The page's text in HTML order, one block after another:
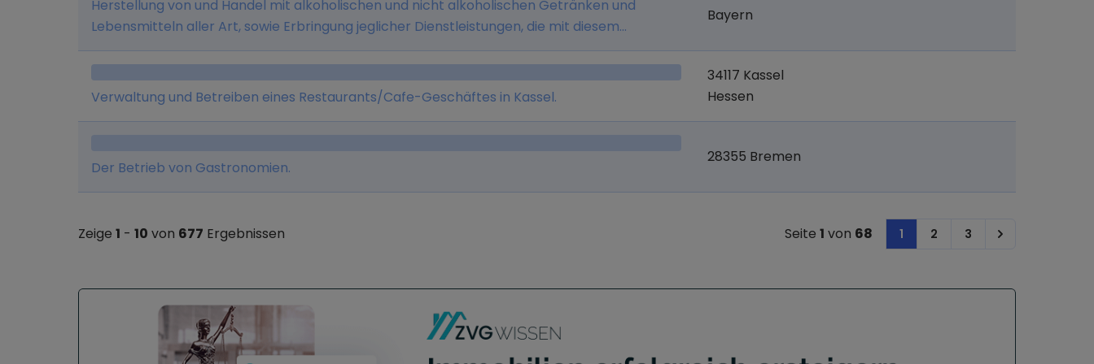
Herstellung von und Handel mit alkoholischen und nicht alkoholischen Getränken und
Lebensmitteln aller Art, sowie Erbringung jeglicher Dienstleistungen, die mit diesem
Geschäftszweck im Zusammenhang stehen, Unternehmensberatung, Betrieb einer
Werbeagentur und Erwerb, Halten und Verwaltung von Unternehmensbeteiligungen.
Bayern
Verwaltung und Betreiben eines Restaurants/Cafe-Geschäftes in Kassel.
34117 Kassel
Hessen
Der Betrieb von Gastronomien.
28355 Bremen
Zeige 1 - 10 von 677 Ergebnissen Seite 1 von 68 1 2 3 Next